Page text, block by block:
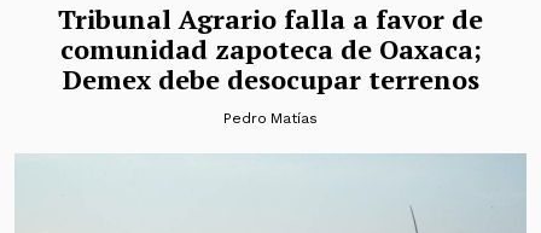
Tribunal Agrario falla a favor de
comunidad zapoteca de Oaxaca;
Demex debe desocupar terrenos
Pedro Matías